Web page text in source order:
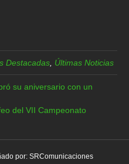
Destacadas Últimas Noticias
su aniversario con un
del VII Campeonato
por: SRComunicaciones